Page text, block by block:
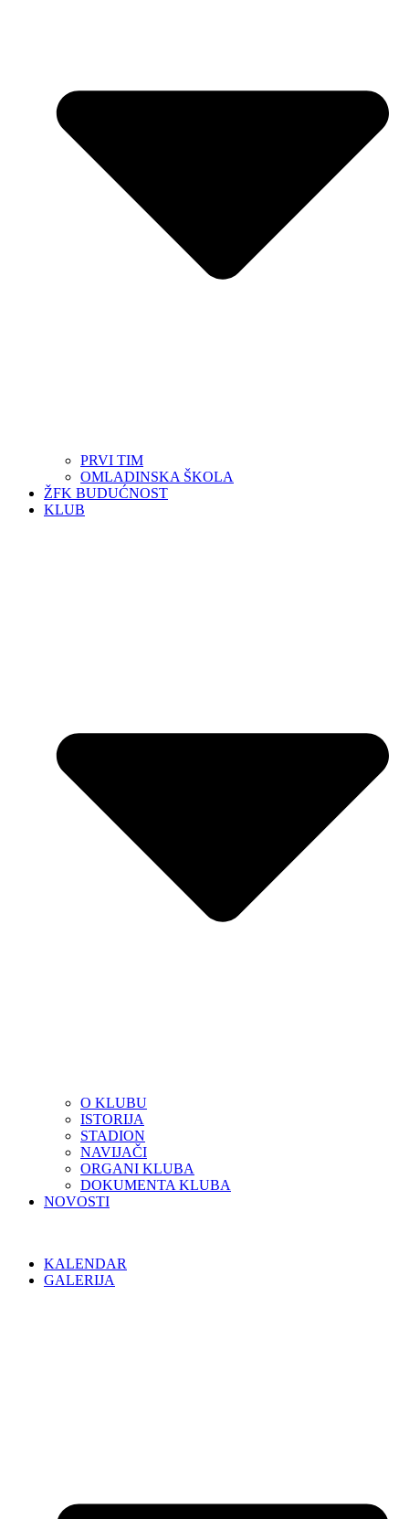
PRVI TIM
OMLADINSKA ŠKOLA
ŽFK BUDUĆNOST
KLUB
O KLUBU
ISTORIJA
STADION
NAVIJAČI
ORGANI KLUBA
DOKUMENTA KLUBA
NOVOSTI
KALENDAR
GALERIJA